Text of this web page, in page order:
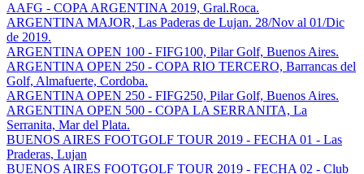
AAFG - COPA ARGENTINA 2019, Gral.Roca.
ARGENTINA MAJOR, Las Paderas de Lujan. 28/Nov al 01/Dic
de 2019.
ARGENTINA OPEN 100 - FIFG100, Pilar Golf, Buenos Aires.
ARGENTINA OPEN 250 - COPA RIO TERCERO, Barrancas del
Golf, Almafuerte, Cordoba.
ARGENTINA OPEN 250 - FIFG250, Pilar Golf, Buenos Aires.
ARGENTINA OPEN 500 - COPA LA SERRANITA, La
Serranita, Mar del Plata.
BUENOS AIRES FOOTGOLF TOUR 2019 - FECHA 01 - Las
Praderas, Lujan
BUENOS AIRES FOOTGOLF TOUR 2019 - FECHA 02 - Club